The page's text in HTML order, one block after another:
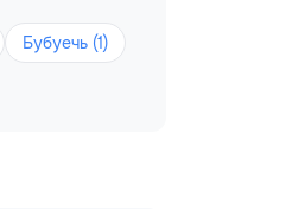
Бубуечь (1)